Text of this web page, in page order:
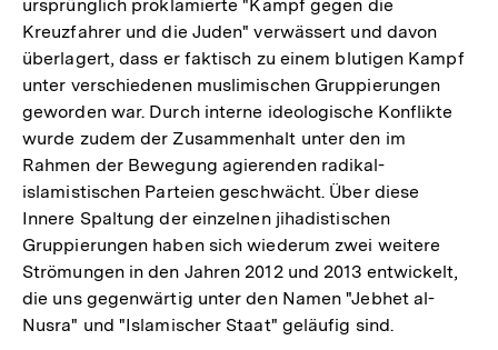
ursprünglich proklamierte "Kampf gegen die
Kreuzfahrer und die Juden" verwässert und davon
überlagert, dass er faktisch zu einem blutigen Kampf
unter verschiedenen muslimischen Gruppierungen
geworden war. Durch interne ideologische Konflikte
wurde zudem der Zusammenhalt unter den im
Rahmen der Bewegung agierenden radikal-
islamistischen Parteien geschwächt. Über diese
Innere Spaltung der einzelnen jihadistischen
Gruppierungen haben sich wiederum zwei weitere
Strömungen in den Jahren 2012 und 2013 entwickelt,
die uns gegenwärtig unter den Namen "Jebhet al-
Nusra" und "Islamischer Staat" geläufig sind.